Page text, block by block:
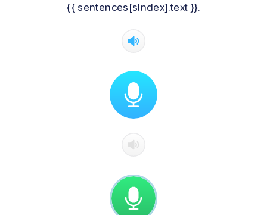
{{ sentences[sIndex].text }}.